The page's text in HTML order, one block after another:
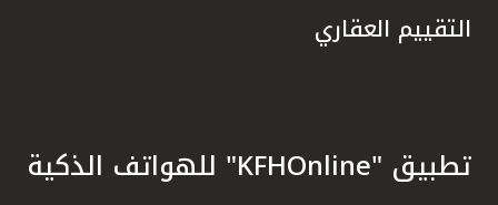
التقييم العقاري
تطبيق "KFHOnline" للهواتف الذكية